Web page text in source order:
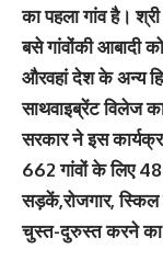
का पहला गांव है।
बसे गांवोंकी आबादी
औरवहां देश के अन्य
साथवाइब्रेंट विलेज
सरकार ने इस
662 गांवों के लिए
सड़कें,रोजगार, स्किल
चुस्त-दुरुस्त करने का